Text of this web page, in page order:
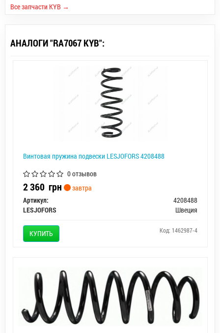
Все запчасти KYB →
АНАЛОГИ "RA7067 KYB":
Винтовая пружина подвески LESJOFORS 4208488
0 отзывов
2 360 грн
завтра
Артикул:
4208488
LESJOFORS
Швеция
КУПИТЬ Код: 1462987-4